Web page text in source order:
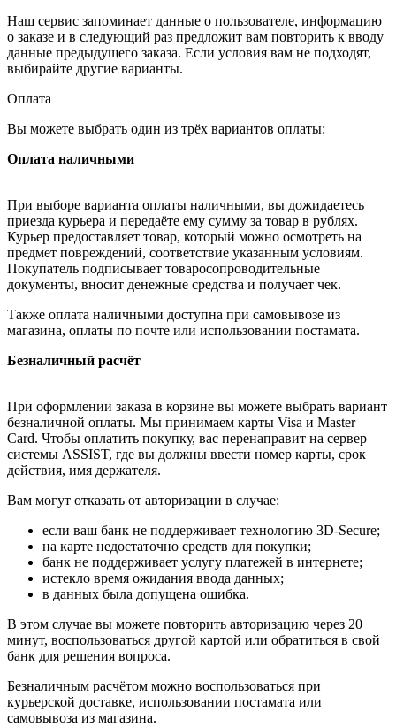
Наш сервис запоминает данные о пользователе, информацию
о заказе и в следующий раз предложит вам повторить к вводу
данные предыдущего заказа. Если условия вам не подходят,
выбирайте другие варианты.
Оплата
Вы можете выбрать один из трёх вариантов оплаты:
Оплата наличными
При выборе варианта оплаты наличными, вы дожидаетесь
приезда курьера и передаёте ему сумму за товар в рублях.
Курьер предоставляет товар, который можно осмотреть на
предмет повреждений, соответствие указанным условиям.
Покупатель подписывает товаросопроводительные
документы, вносит денежные средства и получает чек.
Также оплата наличными доступна при самовывозе из
магазина, оплаты по почте или использовании постамата.
Безналичный расчёт
При оформлении заказа в корзине вы можете выбрать вариант
безналичной оплаты. Мы принимаем карты Visa и Master
Card. Чтобы оплатить покупку, вас перенаправит на сервер
системы ASSIST, где вы должны ввести номер карты, срок
действия, имя держателя.
Вам могут отказать от авторизации в случае:
если ваш банк не поддерживает технологию 3D-Secure;
на карте недостаточно средств для покупки;
банк не поддерживает услугу платежей в интернете;
истекло время ожидания ввода данных;
в данных была допущена ошибка.
В этом случае вы можете повторить авторизацию через 20
минут, воспользоваться другой картой или обратиться в свой
банк для решения вопроса.
Безналичным расчётом можно воспользоваться при
курьерской доставке, использовании постамата или
самовывоза из магазина.